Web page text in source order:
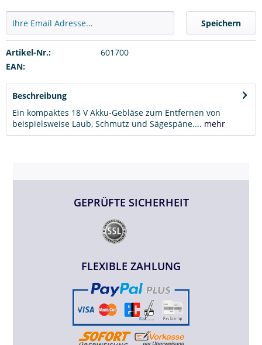
Speichern
Artikel-Nr.:
601700
EAN:
Beschreibung
Ein kompaktes 18 V Akku-Gebläse zum Entfernen von
beispielsweise Laub, Schmutz und Sägespäne.... mehr
GEPRÜFTE SICHERHEIT
FLEXIBLE ZAHLUNG